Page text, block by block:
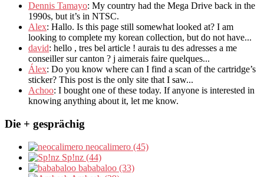
Dennis Tamayo: My country had the Mega Drive back in the
1990s, but it’s in NTSC.
Alex: Hallo. Is this page still somewhat looked at? I am
looking to complete my korean collection, but do not have...
david: hello , tres bel article ! aurais tu des adresses a me
conseiller sur canton ? j aimerais faire quelques...
Álex: Do you know where can I find a scan of the cartridge’s
sticker? This post is the only site that I saw...
Achoo: I bought one of these today. If anyone is interested in
knowing anything about it, let me know.
Die + gesprächig
neocalimero (45)
Sp!nz (44)
bababaloo (33)